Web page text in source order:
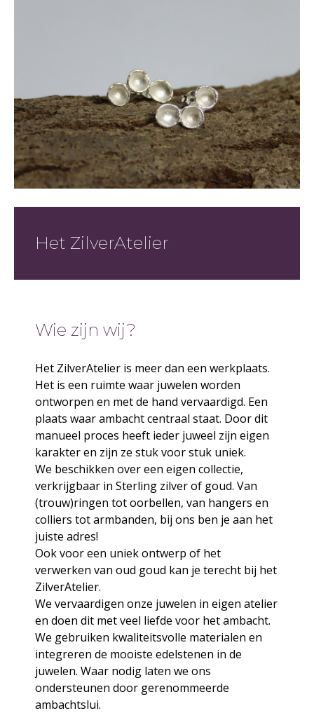
Het ZilverAtelier
Wie zijn wij?
Het ZilverAtelier is meer dan een werkplaats.
Het is een ruimte waar juwelen worden
ontworpen en met de hand vervaardigd. Een
plaats waar ambacht centraal staat. Door dit
manueel proces heeft ieder juweel zijn eigen
karakter en zijn ze stuk voor stuk uniek.
We beschikken over een eigen collectie,
verkrijgbaar in Sterling zilver of goud. Van
(trouw)ringen tot oorbellen, van hangers en
colliers tot armbanden, bij ons ben je aan het
juiste adres!
Ook voor een uniek ontwerp of het
verwerken van oud goud kan je terecht bij het
ZilverAtelier.
We vervaardigen onze juwelen in eigen atelier
en doen dit met veel liefde voor het ambacht.
We gebruiken kwaliteitsvolle materialen en
integreren de mooiste edelstenen in de
juwelen. Waar nodig laten we ons
ondersteunen door gerenommeerde
ambachtslui.